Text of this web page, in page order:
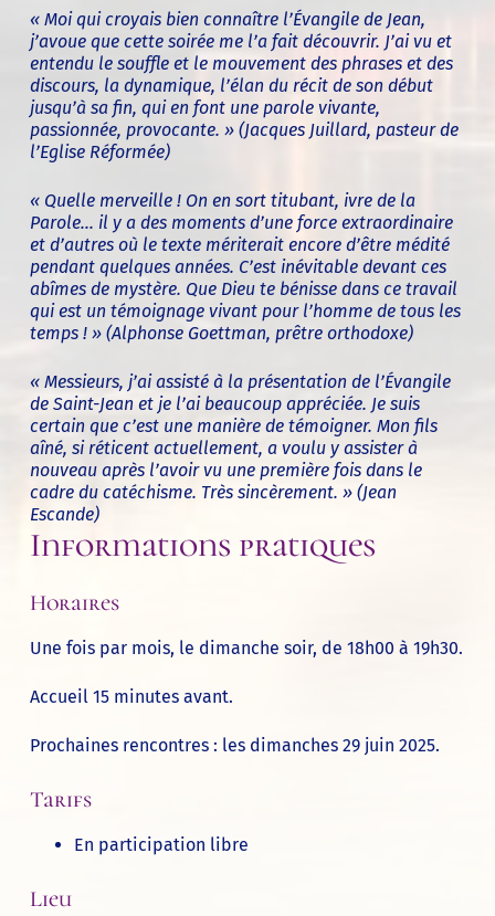
« Moi qui croyais bien connaître l’Évangile de Jean,
j’avoue que cette soirée me l’a fait découvrir. J’ai vu et
entendu le souffle et le mouvement des phrases et des
discours, la dynamique, l’élan du récit de son début
jusqu’à sa fin, qui en font une parole vivante,
passionnée, provocante. » (Jacques Juillard, pasteur de
l’Eglise Réformée)
« Quelle merveille ! On en sort titubant, ivre de la
Parole... il y a des moments d’une force extraordinaire
et d’autres où le texte mériterait encore d’être médité
pendant quelques années. C’est inévitable devant ces
abîmes de mystère. Que Dieu te bénisse dans ce travail
qui est un témoignage vivant pour l’homme de tous les
temps ! » (Alphonse Goettman, prêtre orthodoxe)
« Messieurs, j’ai assisté à la présentation de l’Évangile
de Saint-Jean et je l’ai beaucoup appréciée. Je suis
certain que c’est une manière de témoigner. Mon fils
aîné, si réticent actuellement, a voulu y assister à
nouveau après l’avoir vu une première fois dans le
cadre du catéchisme. Très sincèrement. » (Jean
Escande)
Informations pratiques
Horaires
Une fois par mois, le dimanche soir, de 18h00 à 19h30.
Accueil 15 minutes avant.
Prochaines rencontres : les dimanches 29 juin 2025.
Tarifs
En participation libre
Lieu